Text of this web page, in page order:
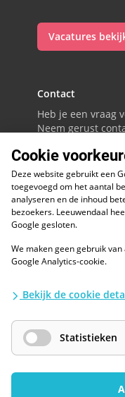
Contact
Heb je een vraag
Neem gerust
088 - 0086800
Volg ons op
Vacatures
ESG
Diversiteit en
Algemene
Waarborgen
AI / LLM
Cookie
Deze website gebruikt een
toegevoegd om het aantal
analyseren en de inhoud
bezoekers. Leeuwendaal
Google gesloten.
We maken geen gebruik
Google Analytics-cookie.
Bekijk de cookie
Statistieken